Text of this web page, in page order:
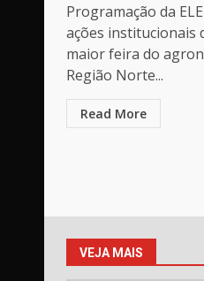
Programação da
ações institucionais
maior feira do
Região Norte...
Read More
VEJA MAIS